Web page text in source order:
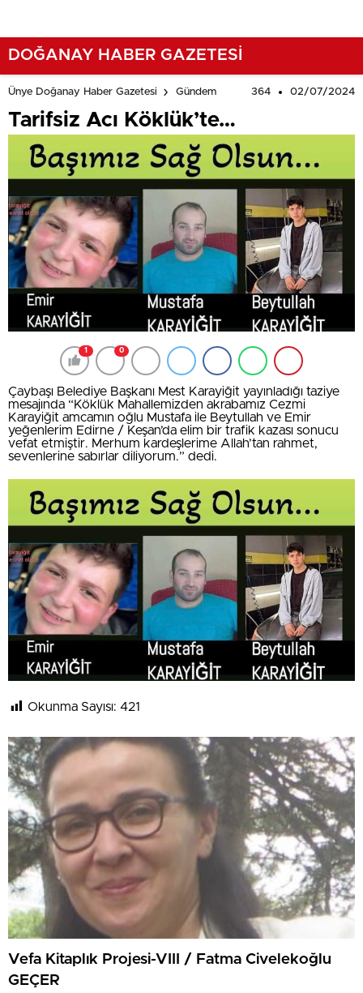
DOĞANAY HABER GAZETESİ
Ünye Doğanay Haber Gazetesi Gündem 364 02/07/2024
Tarifsiz Acı Köklük’te…
1 0
Çaybaşı Belediye Başkanı Mest Karayiğit yayınladığı taziye
mesajında “Köklük Mahallemizden akrabamız Cezmi
Karayiğit amcamın oğlu Mustafa ile Beytullah ve Emir
yeğenlerim Edirne / Keşan’da elim bir trafik kazası sonucu
vefat etmiştir. Merhum kardeşlerime Allah’tan rahmet,
sevenlerine sabırlar diliyorum.” dedi.
Okunma Sayısı: 421
Vefa Kitaplık Projesi-VIII / Fatma Civelekoğlu
GEÇER